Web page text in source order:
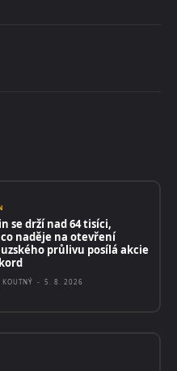
se drží nad 64 tisíci,
naděje na otevření
průlivu posílá akcie
- 5. 8. 2026